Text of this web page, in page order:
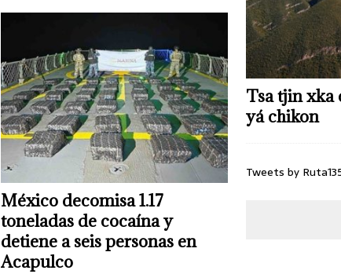
México decomisa 1.17
toneladas de cocaína y
detiene a seis personas en
Acapulco
Tsa tjin xka
yá chikon
Tweets by